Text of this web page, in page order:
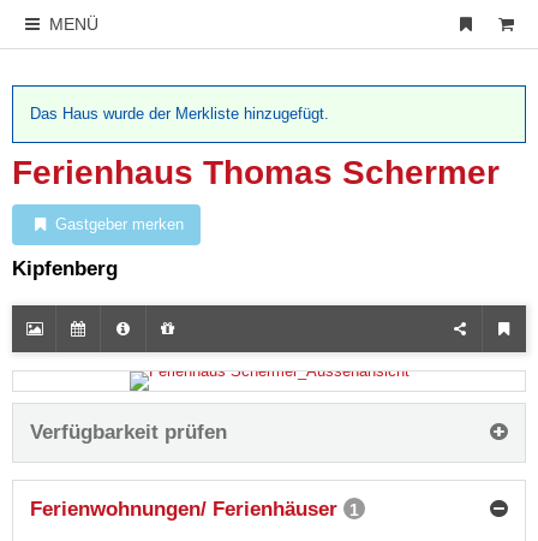
MENÜ
Das Haus wurde der Merkliste hinzugefügt.
Ferienhaus Thomas Schermer
Gastgeber merken
Kipfenberg
Verfügbarkeit prüfen
Ferienwohnungen/ Ferienhäuser 1